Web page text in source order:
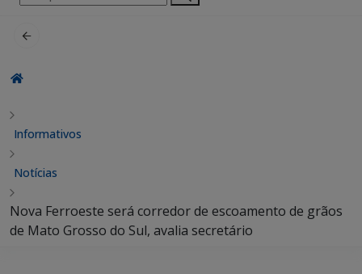
por:
Informativos
Notícias
Nova Ferroeste será corredor de escoamento de grãos
de Mato Grosso do Sul, avalia secretário